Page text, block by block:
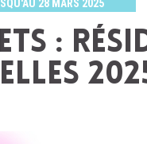
28 MARS 2025
: